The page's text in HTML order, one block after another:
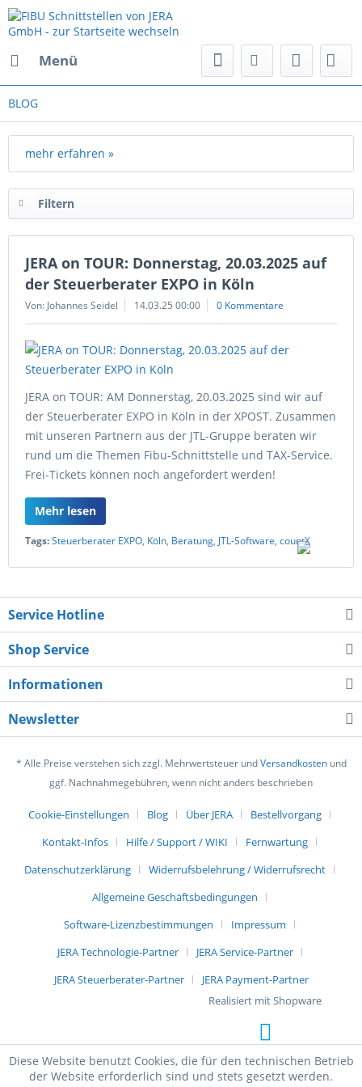
Menü
BLOG
mehr erfahren »
Filtern
JERA on TOUR: Donnerstag, 20.03.2025 auf
der Steuerberater EXPO in Köln
Von: Johannes Seidel 14.03.25 00:00 0 Kommentare
JERA on TOUR: AM Donnerstag, 20.03.2025 sind wir auf
der Steuerberater EXPO in Köln in der XPOST. Zusammen
mit unseren Partnern aus der JTL-Gruppe beraten wir
rund um die Themen Fibu-Schnittstelle und TAX-Service.
Frei-Tickets können noch angefordert werden!
Mehr lesen
Tags:Steuerberater EXPO, Köln, Beratung, JTL-Software, countX
Service Hotline
Shop Service
Informationen
Newsletter
* Alle Preise verstehen sich zzgl. Mehrwertsteuer undVersandkostenund
ggf. Nachnahmegebühren, wenn nicht anders beschrieben
Cookie-Einstellungen Blog Über JERA
Bestellvorgang
Kontakt-Infos
Hilfe / Support / WIKI
Fernwartung
Datenschutzerklärung
Widerrufsbelehrung / Widerrufsrecht
Allgemeine Geschäftsbedingungen
Software-Lizenzbestimmungen
Impressum
JERA Technologie-Partner
JERA Service-Partner
JERA Steuerberater-Partner
JERA Payment-Partner
Realisiert mit Shopware
Diese Website benutzt Cookies, die für den technischen Betrieb
der Website erforderlich sind und stets gesetzt werden.